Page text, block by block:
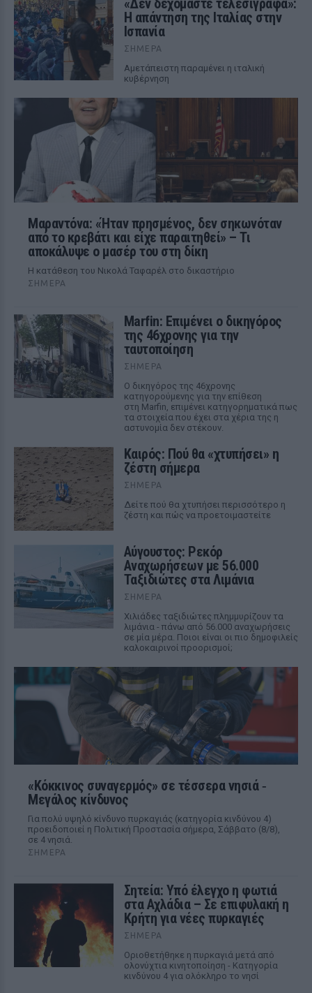
«Δεν δεχόμαστε τελεσίγραφα»:
Η απάντηση της Ιταλίας στην
Ισπανία
ΣΉΜΕΡΑ
Αμετάπειστη παραμένει η ιταλική
κυβέρνηση
Μαραντόνα: «Ήταν πρησμένος, δεν σηκωνόταν
από το κρεβάτι και είχε παραιτηθεί» – Τι
αποκάλυψε ο μασέρ του στη δίκη
Η κατάθεση του Νικολά Ταφαρέλ στο δικαστήριο
ΣΉΜΕΡΑ
Marfin: Επιμένει ο δικηγόρος
της 46χρονης για την
ταυτοποίηση
ΣΉΜΕΡΑ
Ο δικηγόρος της 46χρονης
κατηγορούμενης για την επίθεση
στη Marfin, επιμένει κατηγορηματικά πως
τα στοιχεία που έχει στα χέρια της η
αστυνομία δεν στέκουν.
Καιρός: Πού θα «χτυπήσει» η
ζέστη σήμερα
ΣΉΜΕΡΑ
Δείτε πού θα χτυπήσει περισσότερο η
ζέστη και πώς να προετοιμαστείτε
Αύγουστος: Ρεκόρ
Αναχωρήσεων με 56.000
Ταξιδιώτες στα Λιμάνια
ΣΉΜΕΡΑ
Χιλιάδες ταξιδιώτες πλημμυρίζουν τα
λιμάνια - πάνω από 56.000 αναχωρήσεις
σε μία μέρα. Ποιοι είναι οι πιο δημοφιλείς
καλοκαιρινοί προορισμοί;
«Κόκκινος συναγερμός» σε τέσσερα νησιά ‑
Μεγάλος κίνδυνος
Για πολύ υψηλό κίνδυνο πυρκαγιάς (κατηγορία κινδύνου 4)
προειδοποιεί η Πολιτική Προστασία σήμερα, Σάββατο (8/8),
σε 4 νησιά.
ΣΉΜΕΡΑ
Σητεία: Υπό έλεγχο η φωτιά
στα Αχλάδια – Σε επιφυλακή η
Κρήτη για νέες πυρκαγιές
ΣΉΜΕΡΑ
Οριοθετήθηκε η πυρκαγιά μετά από
ολονύχτια κινητοποίηση - Κατηγορία
κινδύνου 4 για ολόκληρο το νησί